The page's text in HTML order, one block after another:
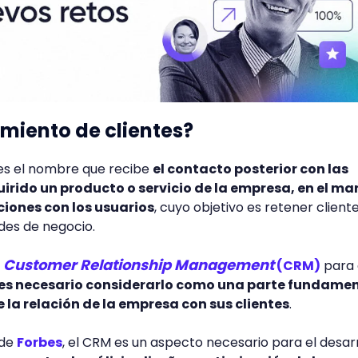
de clientes?
el nombre que recibe el contacto posterior con las
un producto o servicio de la empresa, en el
con los usuarios, cuyo objetivo es retener
de negocio.
Customer Relationship Management(CRM) para
necesario considerarlo como una parte
relación de la empresa con sus clientes.
Forbes, el CRM es un aspecto necesario para el